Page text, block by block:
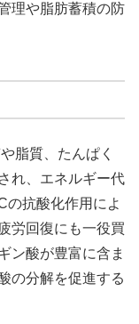
理や脂肪蓄積の防
脂質、たんぱく
れ、エネルギー代
の抗酸化作用によ
労回復にも一役買
ン酸が豊富に含ま
の分解を促進する